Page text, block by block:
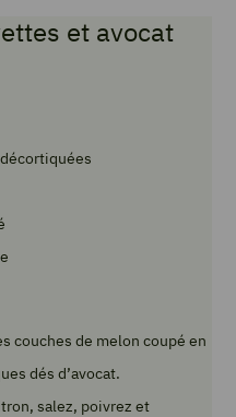
et avocat
couches de melon coupé en
dés d’avocat.
salez, poivrez et